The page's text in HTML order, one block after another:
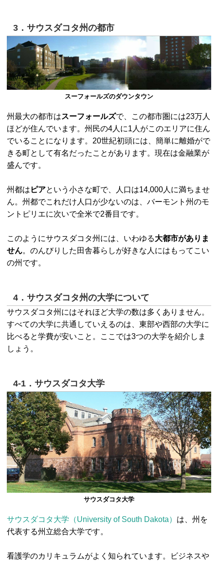
3．サウスダコタ州の都市
スーフォールズのダウンタウン
州最大の都市はスーフォールズで、この都市圏には23万人
ほどが住んでいます。州民の4人に1人がこのエリアに住ん
でいることになります。20世紀初頭には、簡単に離婚がで
きる町として有名だったことがあります。現在は金融業が
盛んです。
州都は ピアという小さな町で、人口は14,000人に満ちませ
ん。州都でこれだけ人口が少ないのは、バーモント州のモ
ントピリエに次いで全米で2番目です。
このようにサウスダコタ州には、いわゆる大都市がありま
せん。のんびりした田舎暮らしが好きな人にはもってこい
の州です。
4．サウスダコタ州の大学について
サウスダコタ州にはそれほど大学の数は多くありません。
すべての大学に共通していえるのは、東部や西部の大学に
比べると学費が安いこと。ここでは3つの大学を紹介しま
しょう。
4-1．サウスダコタ大学
サウスダコタ大学
サウスダコタ大学（University of South Dakota） は、州を
代表する州立総合大学です。
看護学のカリキュラムがよく知られています。ビジネスや